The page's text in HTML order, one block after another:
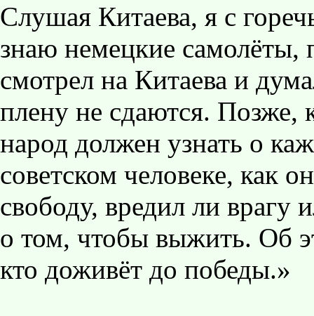
Слушая Китаева, я с
знаю немецкие самолёты,
смотрел на Китаева и
плену не сдаются. Позже,
народ должен узнать о
советском человеке, как
свободу, вредил ли врагу
о том, чтобы выжить. Об
кто доживёт до победы.»